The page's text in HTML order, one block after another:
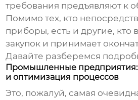
требования предъявляют к
Помимо тех, кто
приборы, есть и другие, кто
закупок и принимает
Давайте разберемся
Промышленные предприятия:
и оптимизация процессов
Это, пожалуй, самая